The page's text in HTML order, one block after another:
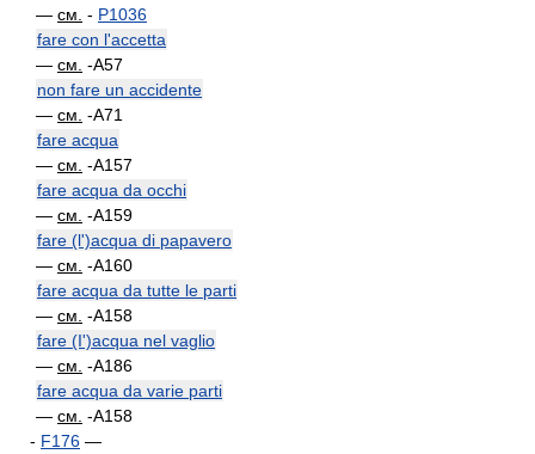
— см. - P1036
fare con l'accetta
— см. -A57
non fare un accidente
— см. -A71
fare acqua
— см. -A157
fare acqua da occhi
— см. -A159
fare (l')acqua di papavero
— см. -A160
fare acqua da tutte le parti
— см. -A158
fare (I')acqua nel vaglio
— см. -A186
fare acqua da varie parti
— см. -A158
- F176 —